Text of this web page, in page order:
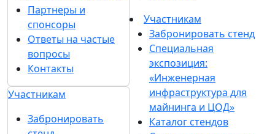
Партнеры и
спонсоры
Ответы на частые
вопросы
Контакты
Участникам
Забронировать
Участникам
Забронировать стенд
Специальная
экспозиция:
«Инженерная
инфраструктура для
майнинга и ЦОД»
Каталог стендов